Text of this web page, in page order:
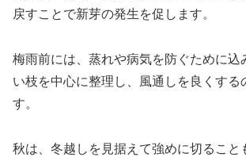
戻すことで新芽の発生を促します。
梅雨前には、蒸れや病気を防ぐために込
い枝を中心に整理し、風通しを良くする
す。
秋は、冬越しを見据えて強めに切ること